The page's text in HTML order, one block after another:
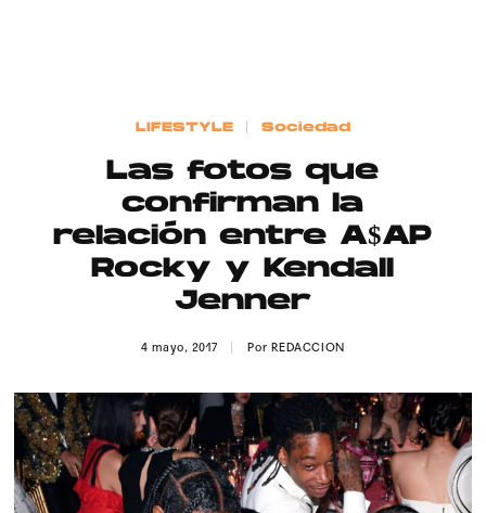
Contacto
Aviso Legal
© 2015-2022 UMOMAG. PROPIEDAD DE UMO agency. TODOS LOS
DERECHOS RESERVADOS.
LIFESTYLE Sociedad
Las fotos que
confirman la
relación entre A$AP
Rocky y Kendall
Jenner
4 mayo, 2017 Por REDACCION